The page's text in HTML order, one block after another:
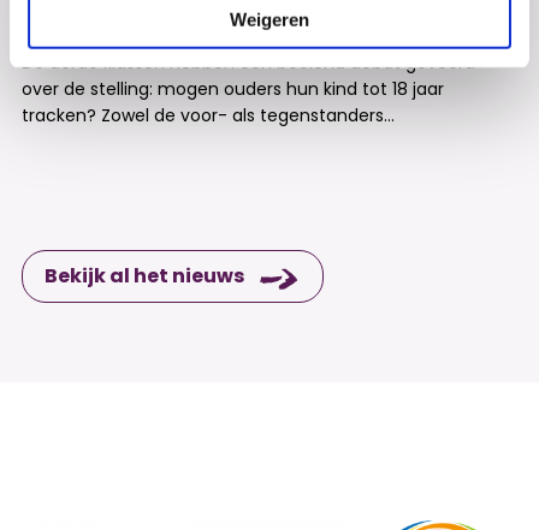
Weigeren
De derde klassen hebben een boeiend debat gevoerd
over de stelling: mogen ouders hun kind tot 18 jaar
tracken? Zowel de voor- als tegenstanders...
Bekijk al het nieuws